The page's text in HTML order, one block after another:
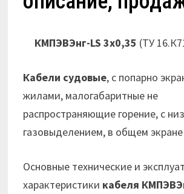
КМПЭВЭнг-LS 3х0,35 (ТУ
Кабели судовые, с попарно
жилами, малогабаритные не
распространяющие горение, с
газовыделением, в общем
Основные технические и
характеристики кабеля